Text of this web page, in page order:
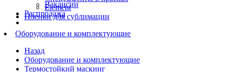
Вакансии
Распродажа
Element
Пленки для сублимации
Оборудование и комплектующие
Назад
Оборудование и комплектующие
Термостойкий маскинг